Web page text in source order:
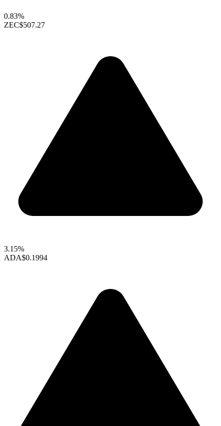
0.83%
ZEC$507.27
3.15%
ADA$0.1994